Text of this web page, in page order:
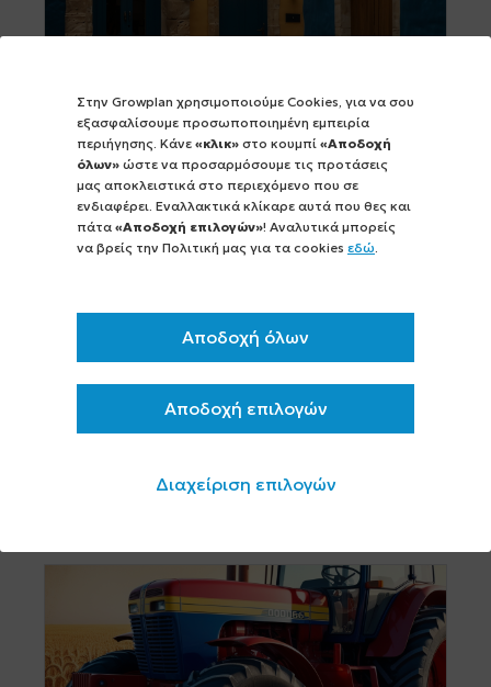
Στην Growplan χρησιμοποιούμε Cookies, για να σου
εξασφαλίσουμε προσωποποιημένη εμπειρία
περιήγησης. Κάνε «κλικ» στο κουμπί «Αποδοχή
όλων» ώστε να προσαρμόσουμε τις προτάσεις
μας αποκλειστικά στο περιεχόμενο που σε
ενδιαφέρει. Εναλλακτικά κλίκαρε αυτά που θες και
πάτα «Αποδοχή επιλογών»! Αναλυτικά μπορείς
να βρείς την Πολιτική μας για τα cookies εδώ.
Αποδοχή όλων
Αποδοχή επιλογών
Διαχείριση επιλογών
0 comments 0 share 08 ΑΠΡΙΛΙΟΥ 2025
Ποιες είναι οι προϋποθέσεις για την
επιδότηση ξενοδοχειακών μονάδων μέσω
του Υπ.Α.Α.Τ.;
ξενοδοχειακών μονάδων στα πλαίσια
προγραμμάτων τα οποία δύνανται να
υλοποιηθούν μέσω του Υπ.Α.Α.Τ.
παρατίθενται κάτωθι. [...]
περισσότερα >